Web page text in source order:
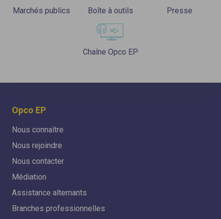
Marchés publics Boîte à outils Presse
Chaîne Opco EP
Opco EP
Nous connaître
Nous rejoindre
Nous contacter
Médiation
Assistance alternants
Branches professionnelles